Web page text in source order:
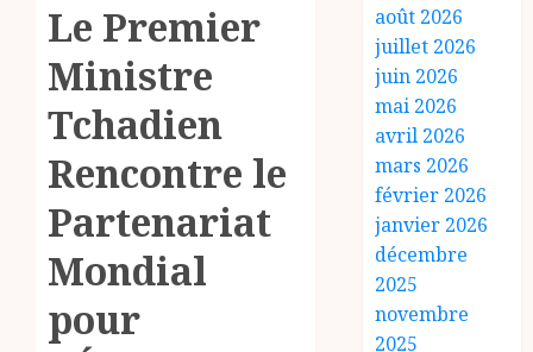
Le Premier
Ministre
Tchadien
Rencontre le
Partenariat
Mondial
pour
août 2026
juillet 2026
juin 2026
mai 2026
avril 2026
mars 2026
février 2026
janvier 2026
décembre
2025
novembre
2025